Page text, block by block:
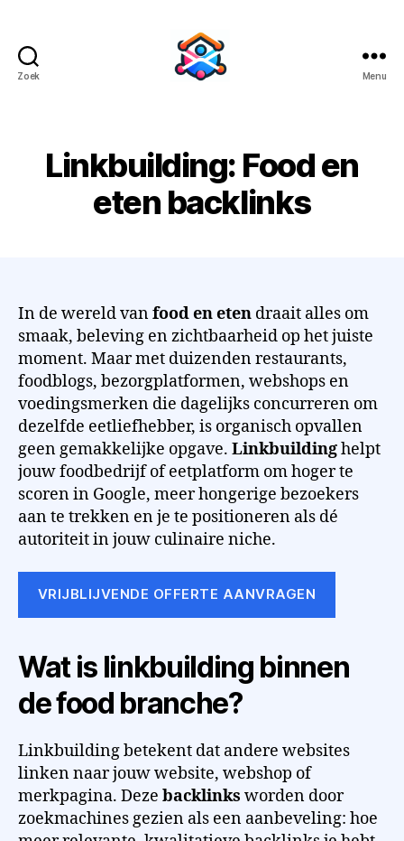
Zoek Menu
Linkbuilding: Food en
eten backlinks
In de wereld vanfood en eten draait alles om
smaak, beleving en zichtbaarheid op het juiste
moment. Maar met duizenden restaurants,
foodblogs, bezorgplatformen, webshops en
voedingsmerken die dagelijks concurreren om
dezelfde eetliefhebber, is organisch opvallen
geen gemakkelijke opgave. Linkbuildinghelpt
jouw foodbedrijf of eetplatform om hoger te
scoren in Google, meer hongerige bezoekers
aan te trekken en je te positioneren als dé
autoriteit in jouw culinaire niche.
VRIJBLIJVENDE OFFERTE AANVRAGEN
Wat is linkbuilding binnen
de food branche?
Linkbuilding betekent dat andere websites
linken naar jouw website, webshop of
merkpagina. Deze backlinks worden door
zoekmachines gezien als een aanbeveling: hoe